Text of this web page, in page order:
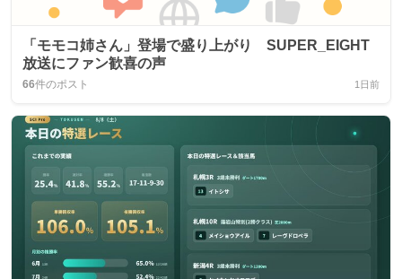
「モモコ姉さん」登場で盛り上がり SUPER_EIGHT
放送にファン歓喜の声
66件のポスト 1日前